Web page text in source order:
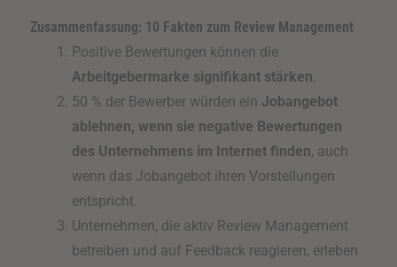
Zusammenfassung: 10 Fakten zum Review Management
Positive Bewertungen können die
Arbeitgebermarke signifikant stärken.
50 % der Bewerber würden ein Jobangebot
ablehnen, wenn sie negative Bewertungen
des Unternehmens im Internet finden, auch
wenn das Jobangebot ihren Vorstellungen
entspricht.
Unternehmen, die aktiv Review Management
betreiben und auf Feedback reagieren, erleben